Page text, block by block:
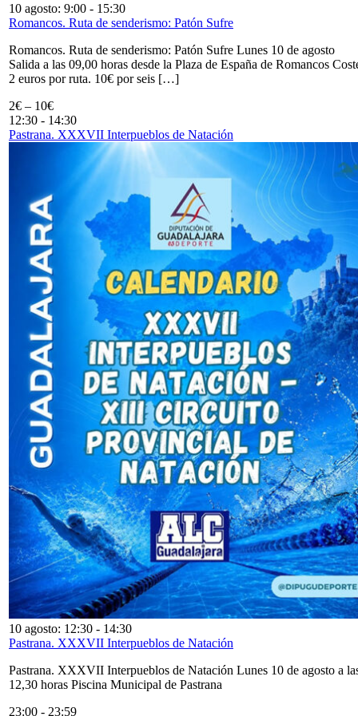
10 agosto: 9:00 - 15:30
Romancos. Ruta de senderismo: Patón Sufre
Romancos. Ruta de senderismo: Patón Sufre Lunes 10 de agosto
Salida a las 09,00 horas desde la Plaza de España de Romancos
2 euros por ruta. 10€ por seis […]
2€ – 10€
12:30 - 14:30
Pastrana. XXXVII Interpueblos de Natación
10 agosto: 12:30 - 14:30
Pastrana. XXXVII Interpueblos de Natación
Pastrana. XXXVII Interpueblos de Natación Lunes 10 de agosto a
12,30 horas Piscina Municipal de Pastrana
23:00 - 23:59